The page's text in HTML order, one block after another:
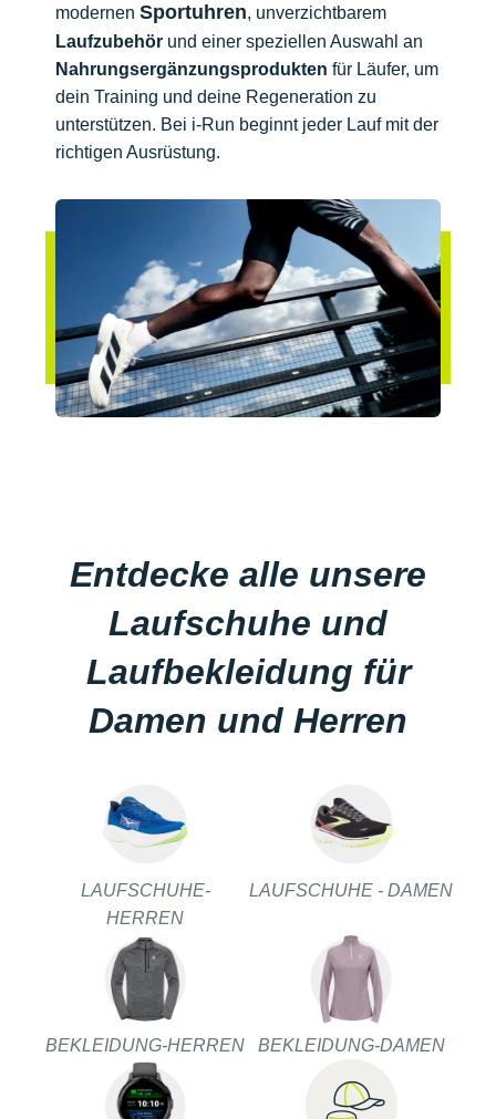
modernen Sportuhren, unverzichtbarem
Laufzubehör und einer speziellen Auswahl an
Nahrungsergänzungsprodukten für Läufer, um
dein Training und deine Regeneration zu
unterstützen. Bei i-Run beginnt jeder Lauf mit der
richtigen Ausrüstung.
Entdecke alle unsere
Laufschuhe und
Laufbekleidung für
Damen und Herren
LAUFSCHUHE-
HERREN
LAUFSCHUHE - DAMEN
BEKLEIDUNG-HERREN BEKLEIDUNG-DAMEN